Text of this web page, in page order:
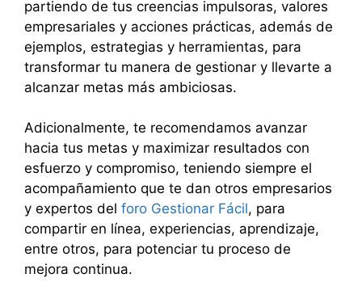
partiendo de tus creencias impulsoras, valores
empresariales y acciones prácticas, además de
ejemplos, estrategias y herramientas, para
transformar tu manera de gestionar y llevarte a
alcanzar metas más ambiciosas.
Adicionalmente, te recomendamos avanzar
hacia tus metas y maximizar resultados con
esfuerzo y compromiso, teniendo siempre el
acompañamiento que te dan otros empresarios
y expertos del foro Gestionar Fácil, para
compartir en línea, experiencias, aprendizaje,
entre otros, para potenciar tu proceso de
mejora continua.